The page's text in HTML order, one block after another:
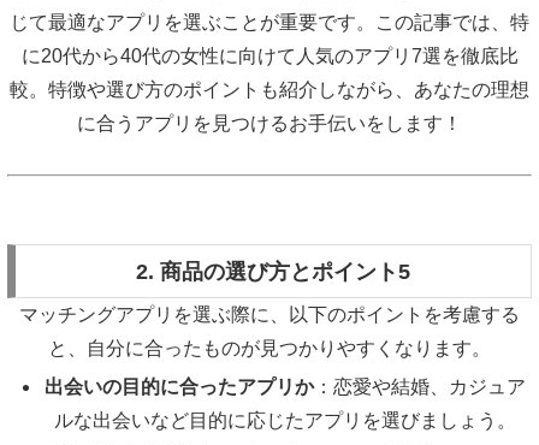
じて最適なアプリを選ぶことが重要です。この記事では、特
に20代から40代の女性に向けて人気のアプリ7選を徹底比
較。特徴や選び方のポイントも紹介しながら、あなたの理想
に合うアプリを見つけるお手伝いをします！
2. 商品の選び方とポイント5
マッチングアプリを選ぶ際に、以下のポイントを考慮する
と、自分に合ったものが見つかりやすくなります。
出会いの目的に合ったアプリか：恋愛や結婚、カジュア
ルな出会いなど目的に応じたアプリを選びましょう。